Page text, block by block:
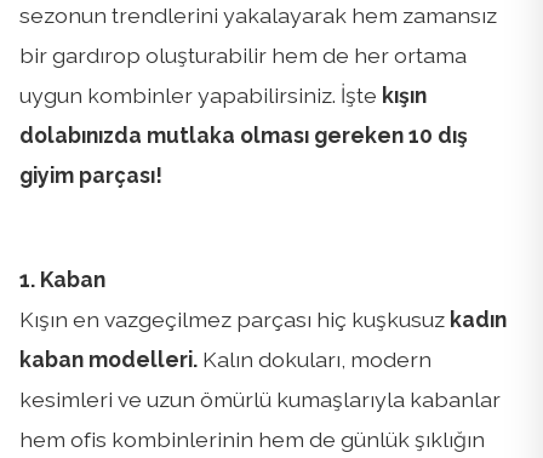
sezonun trendlerini yakalayarak hem zamansız
bir gardırop oluşturabilir hem de her ortama
uygun kombinler yapabilirsiniz. İşte kışın
dolabınızda mutlaka olması gereken 10 dış
giyim parçası!
1. Kaban
Kışın en vazgeçilmez parçası hiç kuşkusuz kadın
kaban modelleri. Kalın dokuları, modern
kesimleri ve uzun ömürlü kumaşlarıyla kabanlar
hem ofis kombinlerinin hem de günlük şıklığın